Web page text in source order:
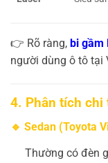
👉 Rõ ràng, bi gầm
người dùng ô tô tại
4. Phân tích chi
🔹 Sedan (Toyota
Thường có đèn